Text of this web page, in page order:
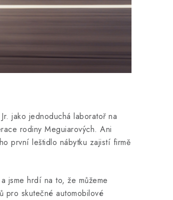
jako jednoduchá laboratoř na
rodiny Meguiarových. Ani
první leštidlo nábytku zajistí firmě
a jsme hrdí na to, že můžeme
pro skutečné automobilové